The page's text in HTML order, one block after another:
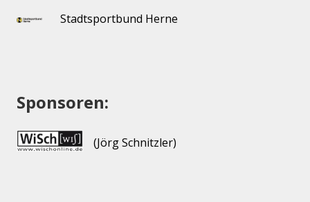
Stadtsportbund Herne
Sponsoren:
(Jörg Schnitzler)